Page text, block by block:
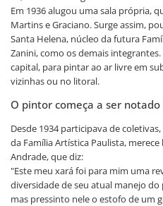
Em 1936 alugou uma sala própria,
Martins e Graciano. Surge assim,
Santa Helena, núcleo da futura
Zanini, como os demais
capital, para pintar ao ar livre em
vizinhas ou no litoral.
O pintor começa a ser notado
Desde 1934 participava de
da Família Artística Paulista,
Andrade, que diz:
"Este meu xará foi para mim uma
diversidade de seu atual manejo
mas pressinto nele o estofo de um